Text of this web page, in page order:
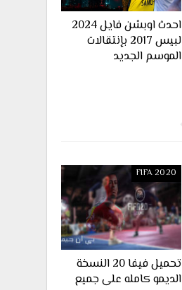
احدث اوبشن فايل 2024
لبيس 2017 بإنتقالات
الموسم الجديد
FIFA 2020
تحميل فيفا 20 النسخة
الديمو كامله على جميع